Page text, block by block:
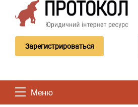
Зарегистрироваться
Меню